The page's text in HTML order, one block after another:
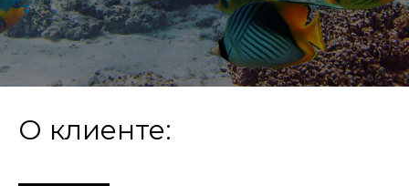
О клиенте: